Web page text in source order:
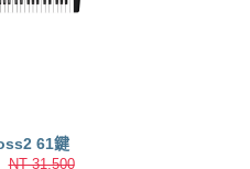
61鍵
NT 31,500